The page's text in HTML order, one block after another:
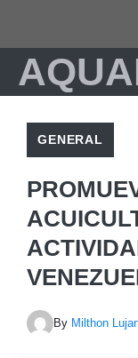
contenido
GENERAL
By Milthon